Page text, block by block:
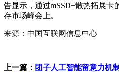
告显示，通过mSSD+散热拓展卡
存市场峰会上。
来源：中国互联网信息中心
上一篇： 团子人工智能留意力机